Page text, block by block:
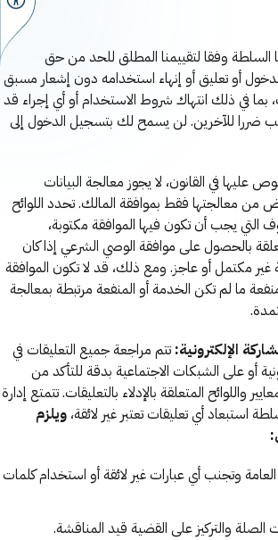
السلطة وفقا لتقييمنا المطلق للحد من حق
أو تعليق أو إنهاء استخدامه دون إشعار مسبق
في ذلك انتهاك شروط الاستخدام أو أي إجراء قد
ضررا للآخرين. لن يسمح لك بتسجيل الدخول إلى
عليها في القانون، لا يجوز معالجة البيانات
من معالجتها فقط بموافقة المالك. تحدد اللوائح
التي يجب أن تكون فيها الموافقة مكتوبة،
بالحصول على موافقة الوصي الشرعي إذا كان
غير مكتمل أو عاجز. ومع ذلك، قد لا تكون الموافقة
ما لم تكن الخدمة أو المنفعة مرتبطة بمعالجة
الإلكترونية: تتم مراجعة جميع التعليقات في
أو على الشبكات الاجتماعية بدقة للتأكد من
واللوائح المتعلقة بالإدلاء بالتعليقات. تتمتع إدارة
استبعاد أي تعليقات تعتبر غير لائقة، ويلزم
العامة وتجنب أي عبارات غير لائقة أو استخدام كلمات
الصلة والتركيز على القضية قيد المناقشة.